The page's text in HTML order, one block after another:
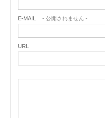
E-MAIL - 公開されません -
URL